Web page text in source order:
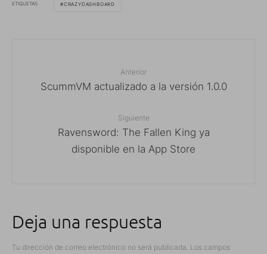
ETIQUETAS CRAZYDASHBOARD
Anterior
ScummVM actualizado a la versión 1.0.0
Siguiente
Ravensword: The Fallen King ya
disponible en la App Store
Deja una respuesta
Tu dirección de correo electrónico no será publicada. Los campos